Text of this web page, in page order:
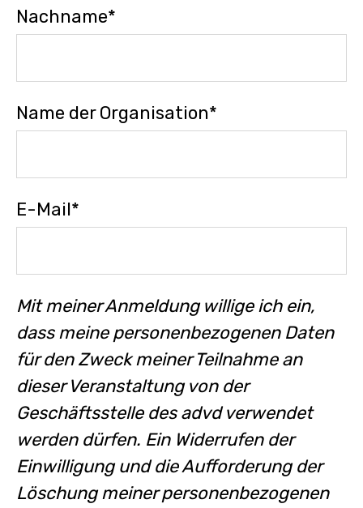
Nachname*
Name der Organisation*
E-Mail*
Mit meiner Anmeldung willige ich ein,
dass meine personenbezogenen Daten
für den Zweck meiner Teilnahme an
dieser Veranstaltung von der
Geschäftsstelle des advd verwendet
werden dürfen. Ein Widerrufen der
Einwilligung und die Aufforderung der
Löschung meiner personenbezogenen